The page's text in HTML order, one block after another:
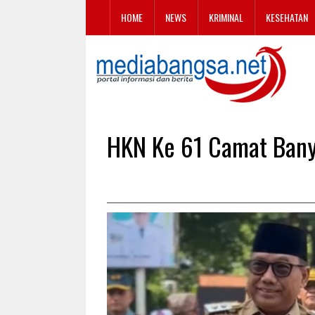
HOME NEWS KRIMINAL KESEHATAN
HKN Ke 61 Camat